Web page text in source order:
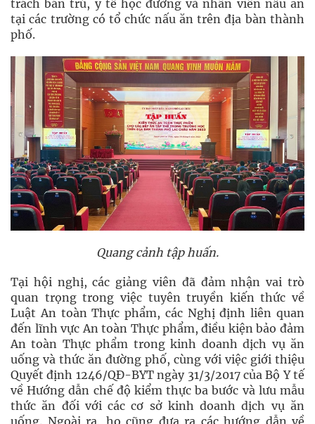
trách bán trú, y tế học đường và nhân viên nấu ăn
tại các trường có tổ chức nấu ăn trên địa bàn thành
phố.
Quang cảnh tập huấn.
Tại hội nghị, các giảng viên đã đảm nhận vai trò
quan trọng trong việc tuyên truyền kiến thức về
Luật An toàn Thực phẩm, các Nghị định liên quan
đến lĩnh vực An toàn Thực phẩm, điều kiện bảo đảm
An toàn Thực phẩm trong kinh doanh dịch vụ ăn
uống và thức ăn đường phố, cùng với việc giới thiệu
Quyết định 1246/QĐ-BYT ngày 31/3/2017 của Bộ Y tế
về Hướng dẫn chế độ kiểm thực ba bước và lưu mẫu
thức ăn đối với các cơ sở kinh doanh dịch vụ ăn
uống. Ngoài ra, họ cũng đưa ra các hướng dẫn về